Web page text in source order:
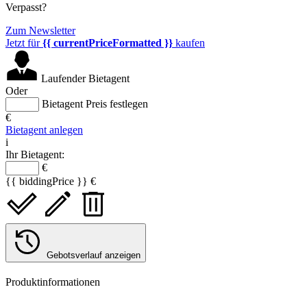
Verpasst?
Zum Newsletter
Jetzt für{{ currentPriceFormatted }} kaufen
Laufender Bietagent
Oder
Bietagent Preis festlegen
€
Bietagent anlegen
i
Ihr Bietagent:
€
{{ biddingPrice }} €
Gebotsverlauf anzeigen
Produktinformationen